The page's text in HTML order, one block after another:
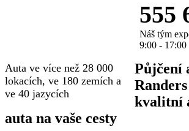
Auta ve více než 28 000
lokacích, ve 180 zemích a
ve 40 jazycích
555
Náš tým
9:00 - 17:00
Půjčení
Randers
kvalitní
auta na vaše cesty